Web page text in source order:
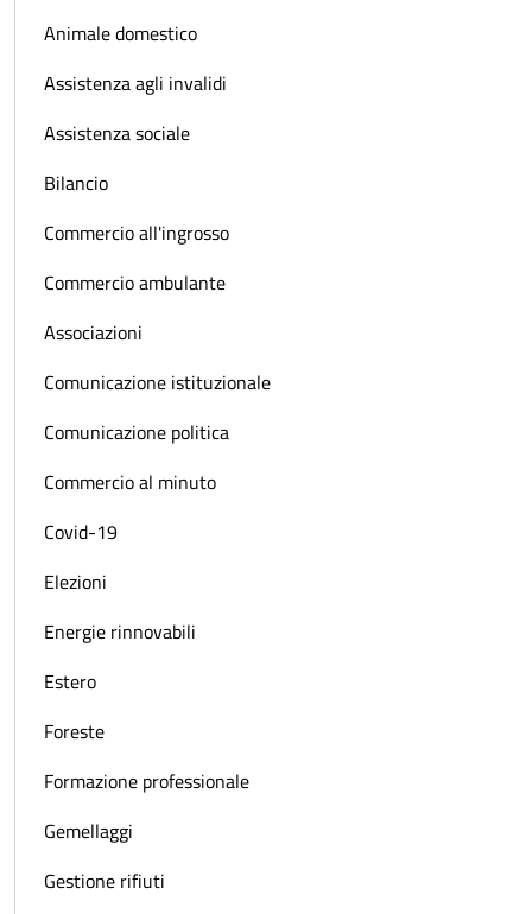
Animale domestico
Assistenza agli invalidi
Assistenza sociale
Bilancio
Commercio all'ingrosso
Commercio ambulante
Associazioni
Comunicazione istituzionale
Comunicazione politica
Commercio al minuto
Covid-19
Elezioni
Energie rinnovabili
Estero
Foreste
Formazione professionale
Gemellaggi
Gestione rifiuti